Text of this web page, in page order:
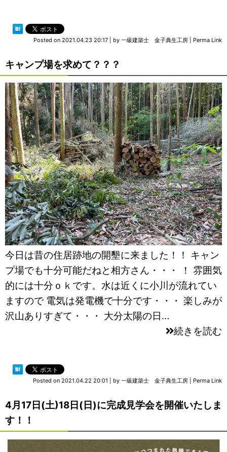
Posted on 2021.04.23 20:17 by 一級建築士 金子典生工房 Perma Link
キャンプ場を求めて？？？
今日は昔の住居跡地の開墾に来ました！！ キャン
プ場でも十分可能だねと相方さん・・・ ！ 雰囲気
的には十分ｏｋです。水は近くに小川が流れてい
ますので 電気は発電機で十分です・・・ 楽しみが
沢山ありすぎて・・・ 大分太陽の日…
続きを読む
Posted on 2021.04.22 20:01 by 一級建築士 金子典生工房 Perma Link
4月17日(土)18日(日)に完成見学会を開催いたしま
す！！